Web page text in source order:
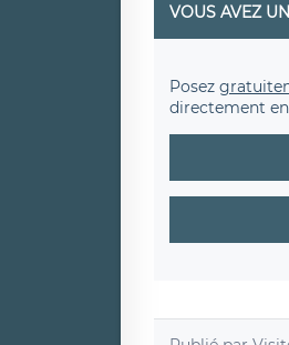
VOUS AVEZ
Posez
directement